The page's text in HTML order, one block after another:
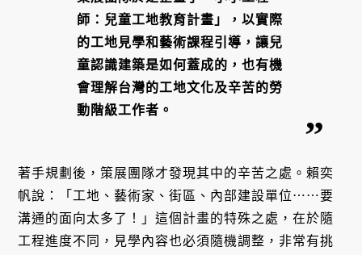
師：兒童工地教育計畫」，以實際
的工地見學和藝術課程引導，讓兒
童認識建築是如何蓋成的，也有機
會理解台灣的工地文化及辛苦的勞
動階級工作者。
著手規劃後，策展團隊才發現其中的辛苦之處。賴奕
帆說：「工地、藝術家、街區、內部建設單位⋯⋯要
溝通的面向太多了！」這個計畫的特殊之處，在於隨
工程進度不同，見學內容也必須隨機調整，非常有挑